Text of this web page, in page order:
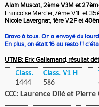
Alain Muscat, 2ème V3M et
Francoise Mercier,7ème V1F et
Nicole Lavergnat, 1ère V2F et
Bravo à tous. On a envoyé du
En plus, on était 16 au resto !!!
UTMB: Eric Gallamand, résultat
Class.
1444
Class. V1 H
586
CCC: Laurence Dlié et